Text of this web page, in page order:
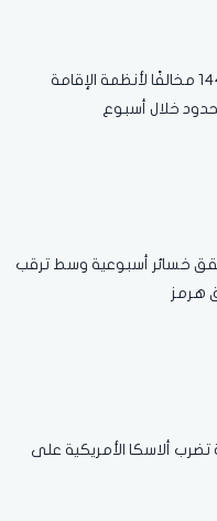
عاجل..ضبط 14440 مخالفًا لأنظمة الإقامة
خلال أسبوع
خسائر أسبوعية وسط ترقب
هرمز
تضرب ألاسكا الأمريكية على